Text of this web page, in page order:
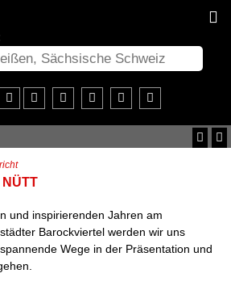
und inspirierenden Jahren am
Barockviertel werden wir uns
Wege in der Präsentation und